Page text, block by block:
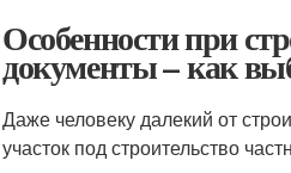
Особенности при
документы – как
Даже человеку далекий от
участок под строительство